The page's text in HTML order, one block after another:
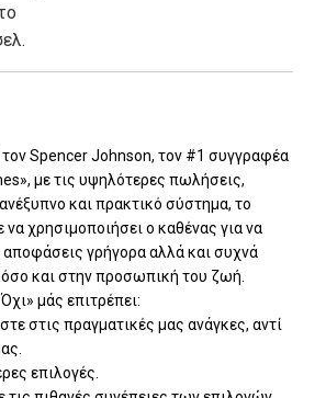
τον Spencer Johnson, τον #1 συγγραφέα
με τις υψηλότερες πωλήσεις,
και πρακτικό σύστημα, το
χρησιμοποιήσει ο καθένας για να
αποφάσεις γρήγορα αλλά και συχνά
και στην προσωπική του ζωή.
μάς επιτρέπει:
στις πραγματικές μας ανάγκες, αντί
επιλογές.